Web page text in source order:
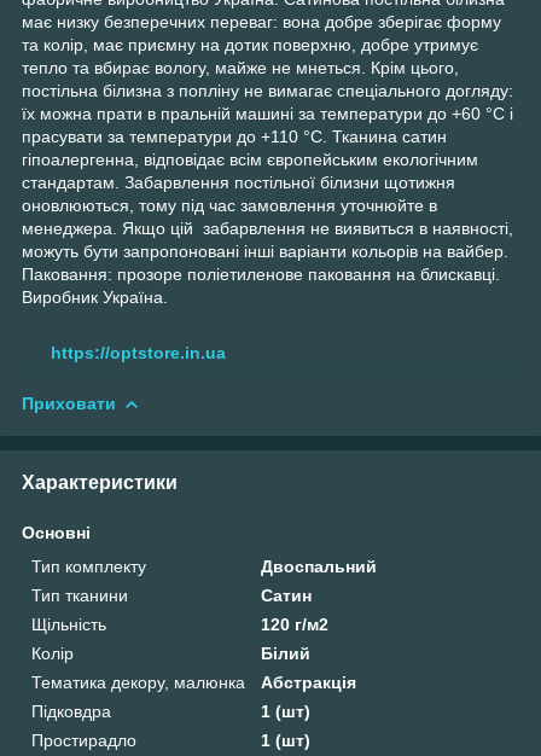
має низку безперечних переваг: вона добре зберігає форму
та колір, має приємну на дотик поверхню, добре утримує
тепло та вбирає вологу, майже не мнеться. Крім цього,
постільна білизна з попліну не вимагає спеціального догляду:
їх можна прати в пральній машині за температури до +60 °C і
прасувати за температури до +110 °C. Тканина сатин
гіпоалергенна, відповідає всім європейським екологічним
стандартам. Забарвлення постільної білизни щотижня
оновлюються, тому під час замовлення уточнюйте в
менеджера. Якщо цій забарвлення не виявиться в наявності,
можуть бути запропоновані інші варіанти кольорів на вайбер.
Паковання: прозоре поліетиленове паковання на блискавці.
Виробник Україна.
https://optstore.in.ua
Приховати
Характеристики
Основні
Тип комплекту
Двоспальний
Тип тканини
Сатин
Щільність
120 г/м2
Колір
Білий
Тематика декору, малюнка
Абстракція
Підковдра
1 (шт)
Простирадло
1 (шт)